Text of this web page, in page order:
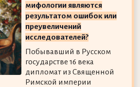
мифологии являются
результатом ошибок или
преувеличений
исследователей?
Побывавший в Русском
государстве 16 века
дипломат из Священной
Римской империи